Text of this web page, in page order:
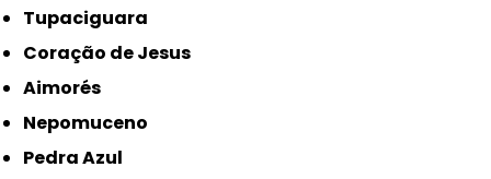
Tupaciguara
Coração de Jesus
Aimorés
Nepomuceno
Pedra Azul